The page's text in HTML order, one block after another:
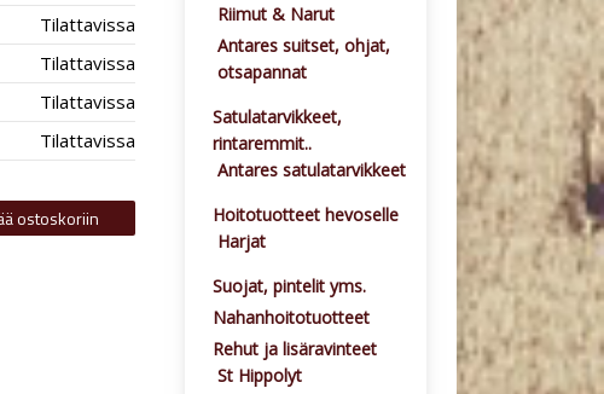
Tilattavissa
Tilattavissa
Tilattavissa
Tilattavissa
Riimut & Narut
Antares suitset, ohjat,
otsapannat
Satulatarvikkeet,
rintaremmit..
Antares satulatarvikkeet
Hoitotuotteet hevoselle
Harjat
Suojat, pintelit yms.
Nahanhoitotuotteet
Rehut ja lisäravinteet
St Hippolyt